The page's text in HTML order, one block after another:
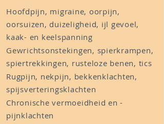
Hoofdpijn, migraine, oorpijn,
oorsuizen, duizeligheid, ijl gevoel,
kaak- en keelspanning
Gewrichtsonstekingen, spierkrampen,
spiertrekkingen, rusteloze benen, tics
Rugpijn, nekpijn, bekkenklachten,
spijsverteringsklachten
Chronische vermoeidheid en -
pijnklachten